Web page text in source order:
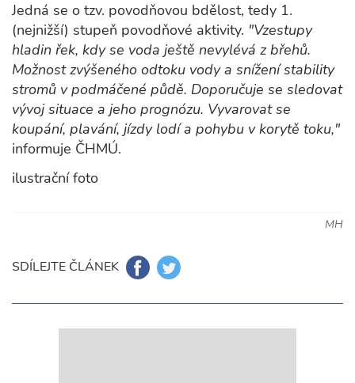
Jedná se o tzv. povodňovou bdělost, tedy 1.
(nejnižší) stupeň povodňové aktivity. "Vzestupy
hladin řek, kdy se voda ještě nevylévá z břehů.
Možnost zvýšeného odtoku vody a snížení stability
stromů v podmáčené půdě. Doporučuje se sledovat
vývoj situace a jeho prognózu. Vyvarovat se
koupání, plavání, jízdy lodí a pohybu v korytě toku,"
informuje ČHMÚ.
ilustrační foto
MH
SDÍLEJTE ČLÁNEK